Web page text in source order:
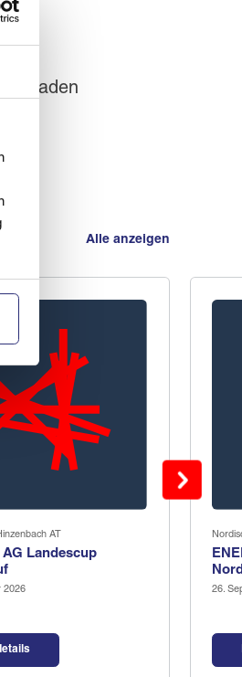
Alle anzeigen
AT
AG Landescup
2026 26.